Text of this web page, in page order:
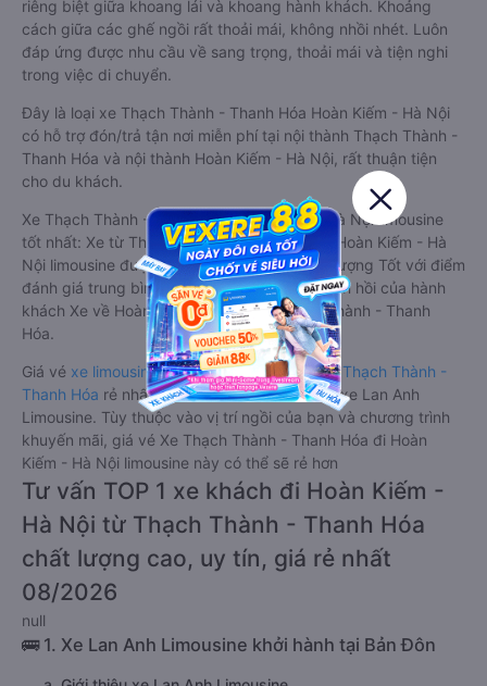
riêng biệt giữa khoang lái và khoang hành khách. Khoảng
cách giữa các ghế ngồi rất thoải mái, không nhồi nhét. Luôn
đáp ứng được nhu cầu về sang trọng, thoải mái và tiện nghi
trong việc di chuyển.
Đây là loại xe Thạch Thành - Thanh Hóa Hoàn Kiếm - Hà Nội
có hỗ trợ đón/trả tận nơi miễn phí tại nội thành Thạch Thành -
Thanh Hóa và nội thành Hoàn Kiếm - Hà Nội, rất thuận tiện
cho du khách.
Xe Thạch Thành - Thanh Hóa Hoàn Kiếm - Hà Nội limousine
tốt nhất: Xe từ Thạch Thành - Thanh Hóa đi Hoàn Kiếm - Hà
Nội limousine được đánh giá chung có chất lượng Tốt với điểm
đánh giá trung bình từ 4.6/5 dựa trên 27 phản hồi của hành
khách Xe về Hoàn Kiếm - Hà Nội từ Thạch Thành - Thanh
Hóa.
Giá vé xe limousine đi Hoàn Kiếm - Hà Nội từ Thạch Thành -
Thanh Hóa rẻ nhất là 350000VND của hãng xe Lan Anh
Limousine. Tùy thuộc vào vị trí ngồi của bạn và chương trình
khuyến mãi, giá vé Xe Thạch Thành - Thanh Hóa đi Hoàn
Kiếm - Hà Nội limousine này có thể sẽ rẻ hơn
Tư vấn TOP 1 xe khách đi Hoàn Kiếm -
Hà Nội từ Thạch Thành - Thanh Hóa
chất lượng cao, uy tín, giá rẻ nhất
08/2026
null
🚌 1. Xe Lan Anh Limousine khởi hành tại Bản Đôn